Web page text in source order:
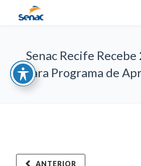
Senac Recife Recebe
para Programa de
ANTERIOR